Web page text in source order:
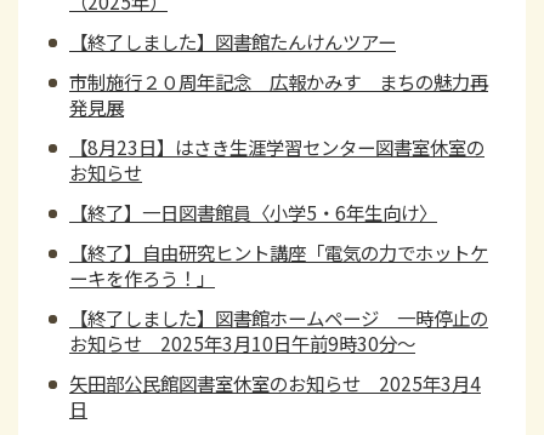
【終了しました】図書館たんけんツアー
市制施行２０周年記念 広報かみす まちの魅力再
発見展
【8月23日】はさき生涯学習センター図書室休室の
お知らせ
【終了】一日図書館員〈小学5・6年生向け〉
【終了】自由研究ヒント講座「電気の力でホットケ
ーキを作ろう！」
【終了しました】図書館ホームページ 一時停止の
お知らせ 2025年3月10日午前9時30分～
矢田部公民館図書室休室のお知らせ 2025年3月4
日